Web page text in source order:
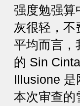
强度勉强算
灰很轻，不
平均而言，
的 Sin Cinta
Illusione 是
本次审查的